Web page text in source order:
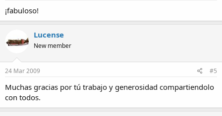
¡fabuloso!
Lucense
New member
24 Mar 2009 #5
Muchas gracias por tú trabajo y generosidad compartiendolo
con todos.